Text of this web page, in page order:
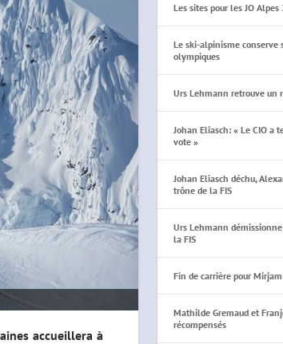
accueillera à
Les sites pour les JO
Le ski-alpinisme conserve
olympiques
Urs Lehmann retrouve un
Johan Eliasch: « Le CIO a
vote »
Johan Eliasch déchu,
trône de la FIS
Urs Lehmann démissionne
la FIS
Fin de carrière pour
Mathilde Gremaud et
récompensés